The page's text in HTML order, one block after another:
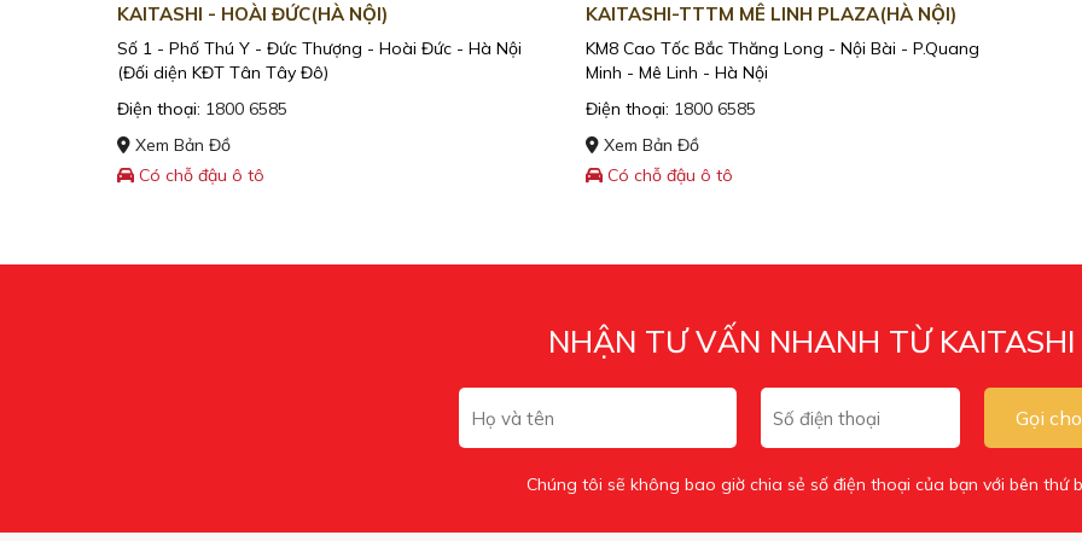
KAITASHI - HOÀI ĐỨC(HÀ NỘI)
Số 1 - Phố Thú Y - Đức Thượng - Hoài Đức - Hà Nội
(Đối diện KĐT Tân Tây Đô)
Điện thoại: 1800 6585
Xem Bản Đồ
Có chỗ đậu ô tô
KAITASHI-TTTM MÊ LINH PLAZA(HÀ NỘI)
KM8 Cao Tốc Bắc Thăng Long - Nội Bài - P.Quang
Minh - Mê Linh - Hà Nội
Điện thoại: 1800 6585
Xem Bản Đồ
Có chỗ đậu ô tô
NHẬN TƯ VẤN NHANH TỪ KAITASHI
Gọi
Chúng tôi sẽ không bao giờ chia sẻ số điện thoại của bạn với bên thứ